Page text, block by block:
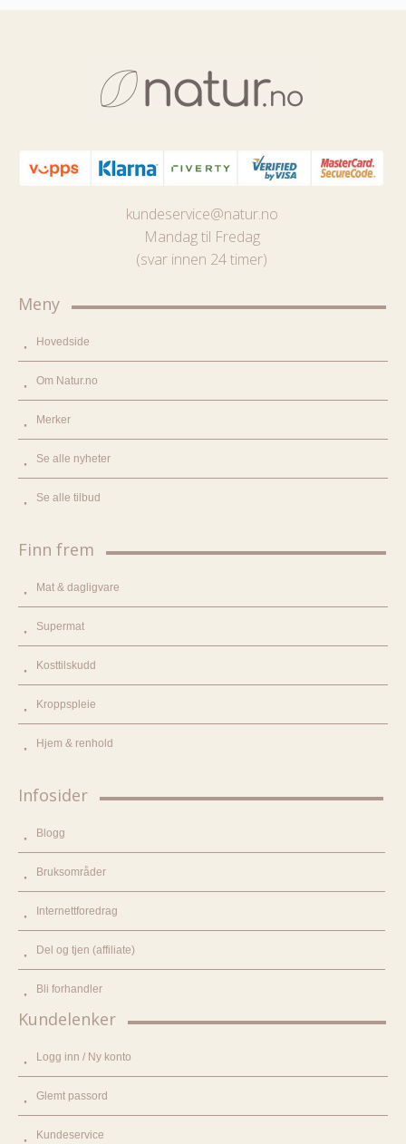
kundeservice@natur.no
Mandag til Fredag
(svar innen 24 timer)
Meny
Hovedside
Om Natur.no
Merker
Se alle nyheter
Se alle tilbud
Finn frem
Mat & dagligvare
Supermat
Kosttilskudd
Kroppspleie
Hjem & renhold
Infosider
Blogg
Bruksområder
Internettforedrag
Del og tjen (affiliate)
Bli forhandler
Kundelenker
Logg inn / Ny konto
Glemt passord
Kundeservice